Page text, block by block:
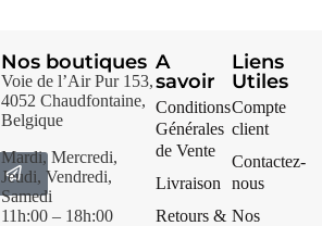
Nos boutiques
Voie de l’Air Pur 153,
4052 Chaudfontaine,
Belgique
Mardi, Mercredi,
Jeudi, Vendredi,
Samedi
11h:00 – 18h:00
A
savoir
Conditions
Générales
de Vente
Livraison
Retours &
Liens
Utiles
Compte
client
Contactez-
nous
Nos